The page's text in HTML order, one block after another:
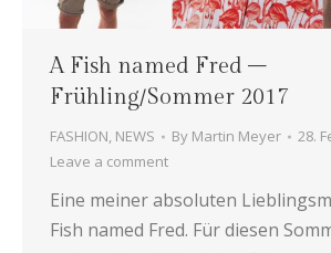
A Fish named Fred –
Frühling/Sommer 2017
FASHION, NEWS By Martin Meyer
28.
Leave a comment
Eine meiner absoluten
Fish named Fred. Für diesen